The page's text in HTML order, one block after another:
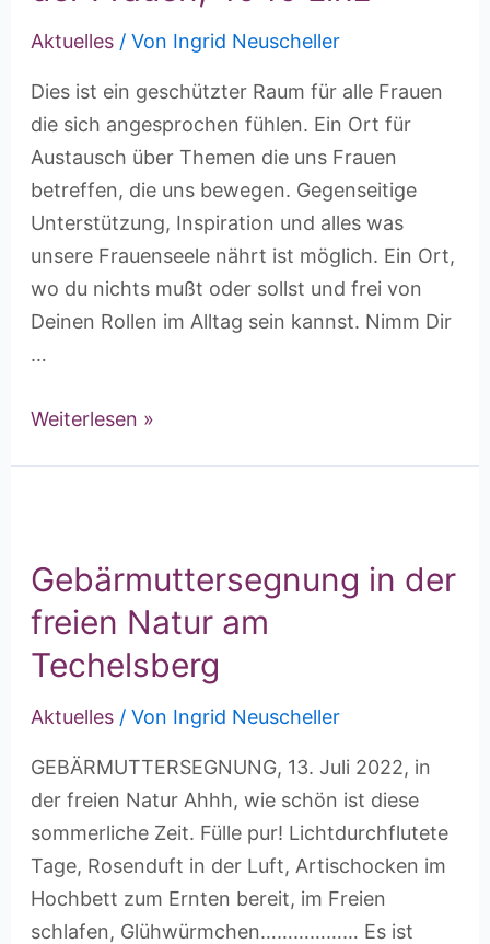
Aktuelles/ Von Ingrid Neuscheller
Dies ist ein geschützter Raum für alle Frauen
die sich angesprochen fühlen. Ein Ort für
Austausch über Themen die uns Frauen
betreffen, die uns bewegen. Gegenseitige
Unterstützung, Inspiration und alles was
unsere Frauenseele nährt ist möglich. Ein Ort,
wo du nichts mußt oder sollst und frei von
Deinen Rollen im Alltag sein kannst. Nimm Dir
…
Weiterlesen »
Gebärmuttersegnung in der
freien Natur am
Techelsberg
Aktuelles/ Von Ingrid Neuscheller
GEBÄRMUTTERSEGNUNG, 13. Juli 2022, in
der freien Natur Ahhh, wie schön ist diese
sommerliche Zeit. Fülle pur! Lichtdurchflutete
Tage, Rosenduft in der Luft, Artischocken im
Hochbett zum Ernten bereit, im Freien
schlafen, Glühwürmchen……………… Es ist